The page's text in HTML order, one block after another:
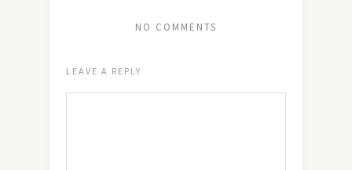
NO COMMENTS
LEAVE A REPLY